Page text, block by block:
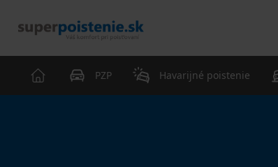
PZP Havarijné poistenie